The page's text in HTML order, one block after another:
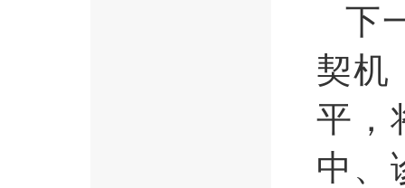
下
契机
平，
中、